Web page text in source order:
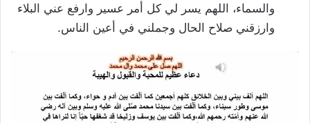
والسماء، اللهم يسر لي كل أمر عسير وارفع عني البلاء
وارزقني صلاح الحال وجملني في أعين الناس.